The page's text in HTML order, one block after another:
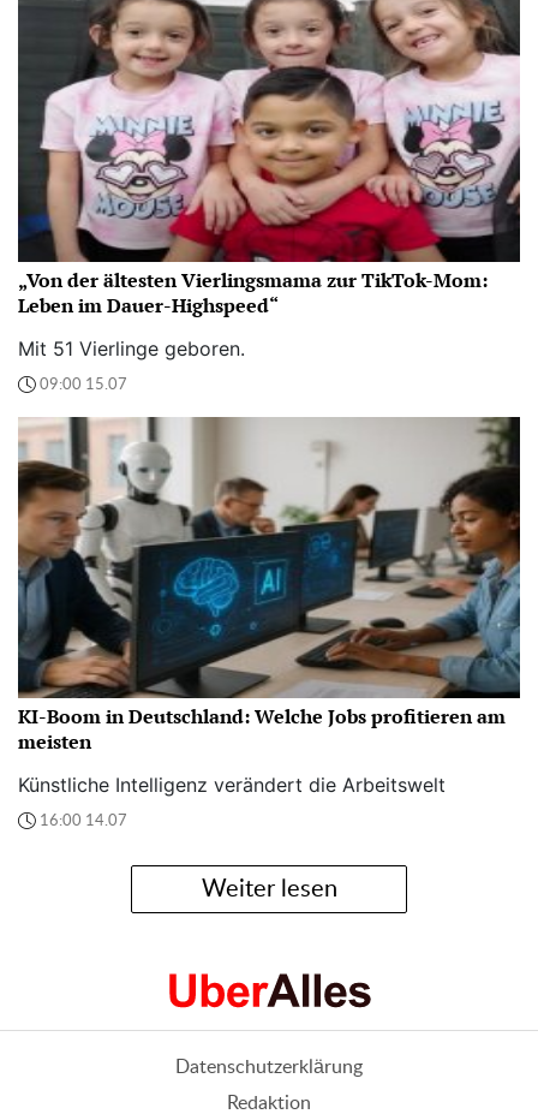
„Von der ältesten Vierlingsmama zur TikTok-Mom:
Leben im Dauer-Highspeed“
Mit 51 Vierlinge geboren.
09:00 15.07
KI-Boom in Deutschland: Welche Jobs profitieren am
meisten
Künstliche Intelligenz verändert die Arbeitswelt
16:00 14.07
Weiter lesen
Datenschutzerklärung
Redaktion